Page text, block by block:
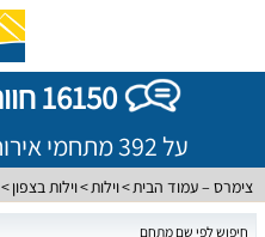
16150 חוות דעת אמיתיות!
על 392 מתחמי אירוח שונים ברחבי הארץ
צימרס – עמוד הבית וילות וילות בצפון